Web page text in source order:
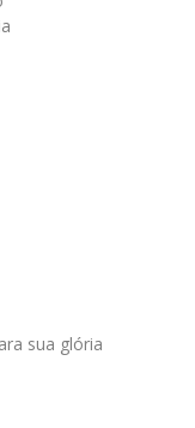
sua glória